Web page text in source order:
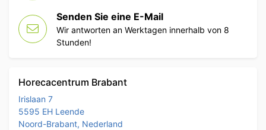
Senden Sie eine E-Mail
Wir antworten an Werktagen innerhalb von 8
Stunden!
Horecacentrum Brabant
Irislaan 7
5595 EH Leende
Noord-Brabant, Nederland